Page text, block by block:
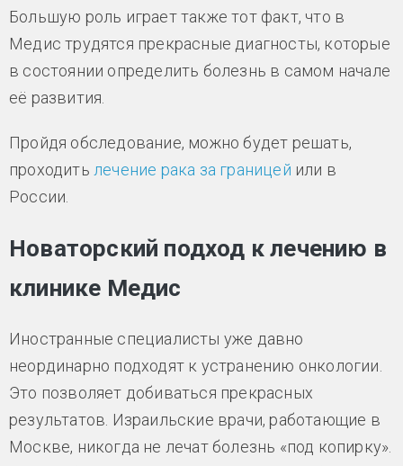
Большую роль играет также тот факт, что в
Медис трудятся прекрасные диагносты, которые
в состоянии определить болезнь в самом начале
её развития.
Пройдя обследование, можно будет решать,
проходить лечение рака за границей или в
России.
Новаторский подход к лечению в
клинике Медис
Иностранные специалисты уже давно
неординарно подходят к устранению онкологии.
Это позволяет добиваться прекрасных
результатов. Израильские врачи, работающие в
Москве, никогда не лечат болезнь «под копирку».